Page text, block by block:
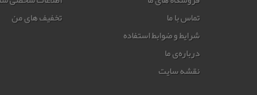
تماس با ما
شرایط و ضوابط استفاده
درباره‌ی ما
نقشه سایت
تخفیف های من